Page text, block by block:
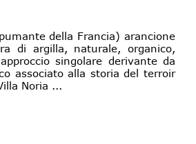
della Francia) arancione
di argilla, naturale, organico,
singolare derivante da
associato alla storia del terroir
Noria ...